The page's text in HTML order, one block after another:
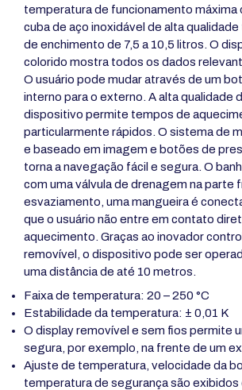
temperatura de funcionamento máxima
cuba de aço inoxidável de alta
de enchimento de 7,5 a 10,5 litros. O
colorido mostra todos os dados
O usuário pode mudar através de um
interno para o externo. A alta qualidade
dispositivo permite tempos de
particularmente rápidos. O sistema de
e baseado em imagem e botões de
torna a navegação fácil e segura. O
com uma válvula de drenagem na parte
esvaziamento, uma mangueira é
que o usuário não entre em contato
aquecimento. Graças ao inovador
removível, o dispositivo pode ser
uma distância de até 10 metros.
Faixa de temperatura: 20 – 250 °C
Estabilidade da temperatura: ± 0,01 K
O display removível e sem fios permite
segura, por exemplo, na frente de um
Ajuste de temperatura, velocidade da
temperatura de segurança são exibidos